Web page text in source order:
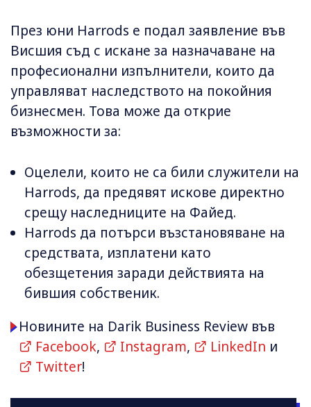
През юни Harrods е подал заявление във
Висшия съд с искане за назначаване на
професионални изпълнители, които да
управляват наследството на покойния
бизнесмен. Това може да открие
възможности за:
Оцелели, които не са били служители на
Harrods, да предявят искове директно
срещу наследниците на Файед.
Harrods да потърси възстановяване на
средствата, изплатени като
обезщетения заради действията на
бившия собственик.
Новините на Darik Business Review във
Facebook, Instagram, LinkedIn и
Twitter!